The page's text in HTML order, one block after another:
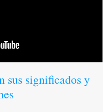
sus significados y